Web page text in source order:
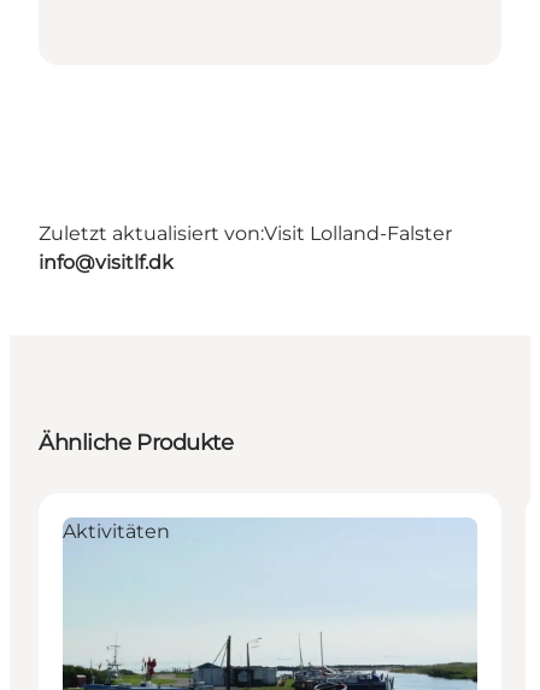
Zuletzt aktualisiert von:Visit Lolland-Falster
info@visitlf.dk
Ähnliche Produkte
Aktivitäten